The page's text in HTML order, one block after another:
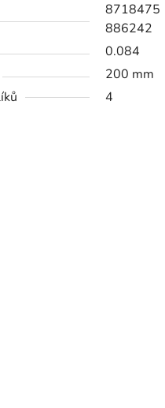
8718475
886242
0.084
200 mm
4